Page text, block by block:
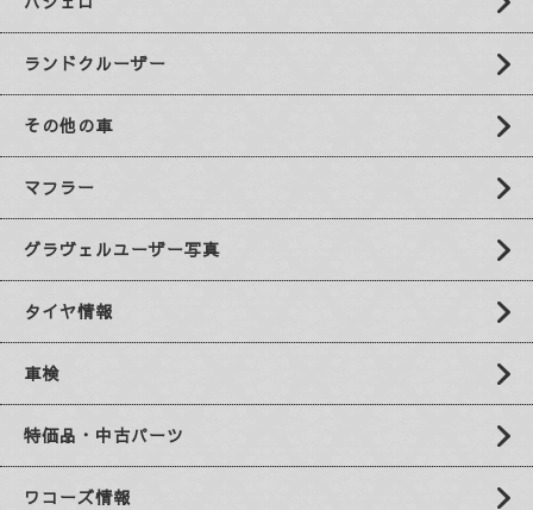
ランドクルーザー
その他の車
マフラー
グラヴェルユーザー写真
タイヤ情報
車検
特価品・中古パーツ
ワコーズ情報